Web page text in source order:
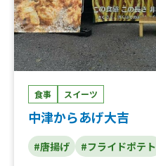
食事 スイーツ
中津からあげ大吉
#唐揚げ #フライドポテト